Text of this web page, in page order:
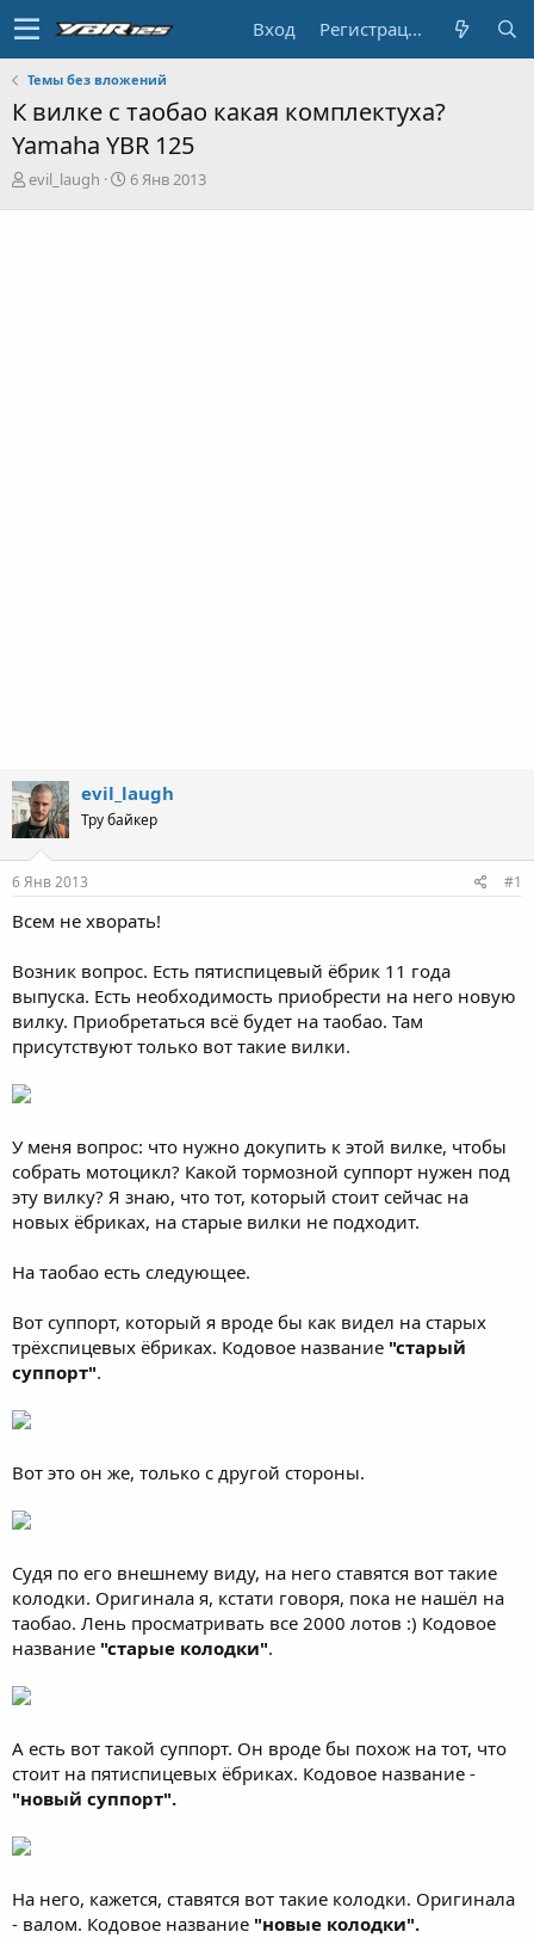
Вход Регистрация
Темы без вложений
К вилке с таобао какая комплектуха?
Yamaha YBR 125
А
evil_laugh
Д
6 Янв 2013
evil_laugh
Тру байкер
6 Янв 2013 #1
Всем не хворать!
Возник вопрос. Есть пятиспицевый ёбрик 11 года
выпуска. Есть необходимость приобрести на него новую
вилку. Приобретаться всё будет на таобао. Там
присутствуют только вот такие вилки.
У меня вопрос: что нужно докупить к этой вилке, чтобы
собрать мотоцикл? Какой тормозной суппорт нужен под
эту вилку? Я знаю, что тот, который стоит сейчас на
новых ёбриках, на старые вилки не подходит.
На таобао есть следующее.
Вот суппорт, который я вроде бы как видел на старых
трёхспицевых ёбриках. Кодовое название "старый
суппорт".
Вот это он же, только с другой стороны.
Судя по его внешнему виду, на него ставятся вот такие
колодки. Оригинала я, кстати говоря, пока не нашёл на
таобао. Лень просматривать все 2000 лотов :) Кодовое
название "старые колодки".
А есть вот такой суппорт. Он вроде бы похож на тот, что
стоит на пятиспицевых ёбриках. Кодовое название -
"новый суппорт".
На него, кажется, ставятся вот такие колодки. Оригинала
- валом. Кодовое название "новые колодки".